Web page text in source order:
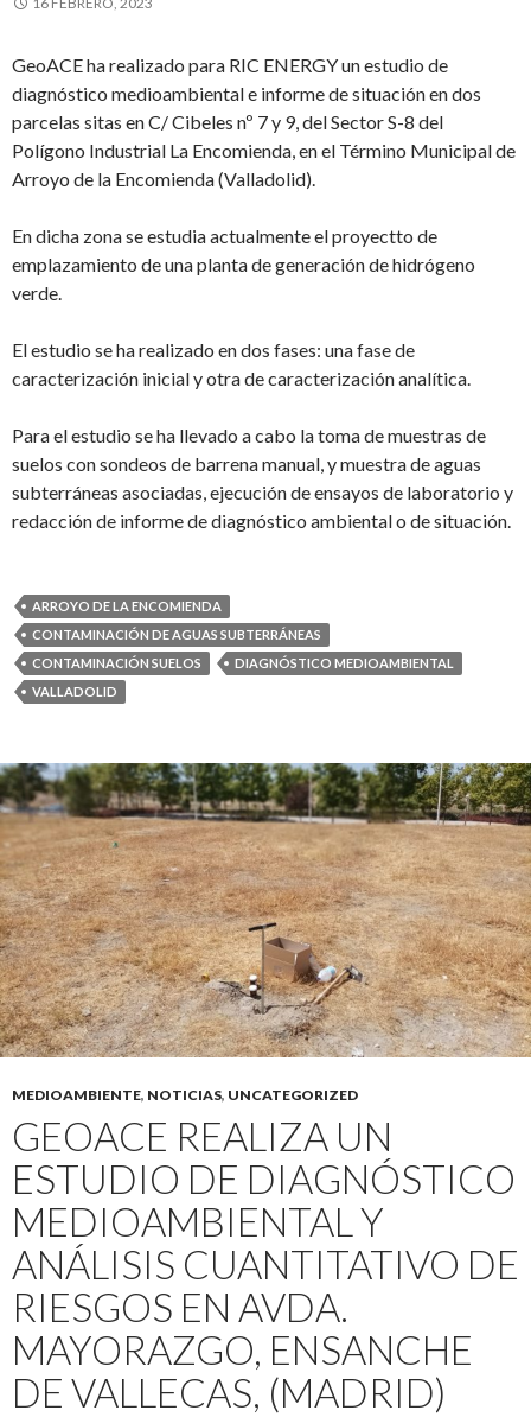
GeoACE ha realizado para RIC ENERGY un estudio de
diagnóstico medioambiental e informe de situación en dos
parcelas sitas en C/ Cibeles nº 7 y 9, del Sector S-8 del
Polígono Industrial La Encomienda, en el Término Municipal de
Arroyo de la Encomienda (Valladolid).
En dicha zona se estudia actualmente el proyectto de
emplazamiento de una planta de generación de hidrógeno
verde.
El estudio se ha realizado en dos fases: una fase de
caracterización inicial y otra de caracterización analítica.
Para el estudio se ha llevado a cabo la toma de muestras de
suelos con sondeos de barrena manual, y muestra de aguas
subterráneas asociadas, ejecución de ensayos de laboratorio y
redacción de informe de diagnóstico ambiental o de situación.
ARROYO DE LA ENCOMIENDA
CONTAMINACIÓN DE AGUAS SUBTERRÁNEAS
CONTAMINACIÓN SUELOS
DIAGNÓSTICO MEDIOAMBIENTAL
VALLADOLID
MEDIOAMBIENTE, NOTICIAS, UNCATEGORIZED
GEOACE REALIZA UN
ESTUDIO DE DIAGNÓSTICO
MEDIOAMBIENTAL Y
ANÁLISIS CUANTITATIVO DE
RIESGOS EN AVDA.
MAYORAZGO, ENSANCHE
DE VALLECAS, (MADRID)